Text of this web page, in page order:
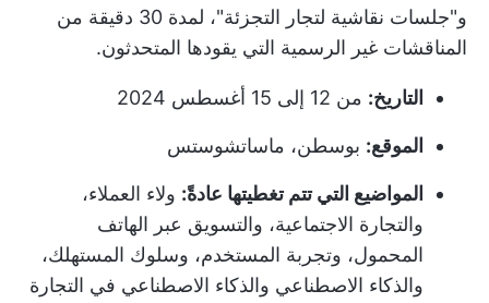
و"جلسات نقاشية لتجار التجزئة"، لمدة 30 دقيقة من
المناقشات غير الرسمية التي يقودها المتحدثون.
التاريخ: من 12 إلى 15 أغسطس 2024
الموقع: بوسطن، ماساتشوستس
المواضيع التي تتم تغطيتها عادةً: ولاء العملاء،
والتجارة الاجتماعية، والتسويق عبر الهاتف
المحمول، وتجربة المستخدم، وسلوك المستهلك،
والذكاء الاصطناعي والذكاء الاصطناعي في التجارة